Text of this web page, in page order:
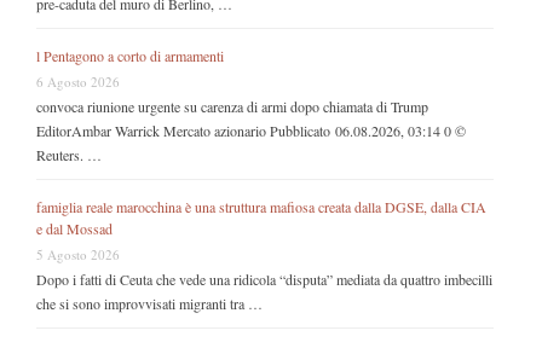
l Pentagono a corto di armamenti
6 Agosto 2026
convoca riunione urgente su carenza di armi dopo chiamata di Trump
EditorAmbar Warrick Mercato azionario Pubblicato 06.08.2026, 03:14 0 ©
Reuters. …
famiglia reale marocchina è una struttura mafiosa creata dalla DGSE, dalla CIA
e dal Mossad
5 Agosto 2026
Dopo i fatti di Ceuta che vede una ridicola “disputa” mediata da quattro imbecilli
che si sono improvvisati migranti tra …